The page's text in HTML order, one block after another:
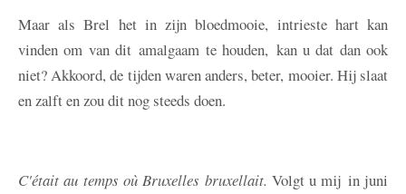
Maar als Brel het in zijn bloedmooie, intrieste hart kan
vinden om van dit amalgaam te houden, kan u dat dan ook
niet? Akkoord, de tijden waren anders, beter, mooier. Hij slaat
en zalft en zou dit nog steeds doen.
C'était au temps où Bruxelles bruxellait. Volgt u mij in juni